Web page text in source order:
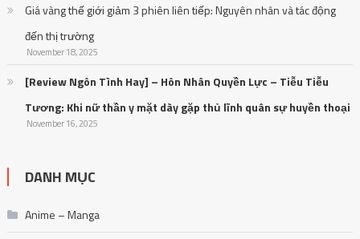
Giá vàng thế giới giảm 3 phiên liên tiếp: Nguyên nhân và tác động
đến thị trường
November 18, 2025
[Review Ngôn Tình Hay] – Hôn Nhân Quyền Lực – Tiễu Tiễu
Tương: Khi nữ thần y mặt dày gặp thủ lĩnh quân sự huyền thoại
November 16, 2025
DANH MỤC
Anime – Manga